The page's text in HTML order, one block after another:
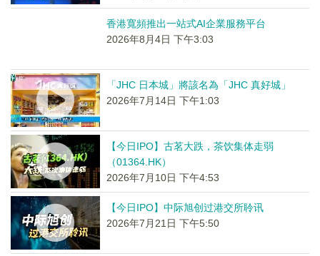
香港寬頻推出一站式AI企業服務平台
2026年8月4日 下午3:03
「JHC 日本城」將該名為「JHC 真好城」
2026年7月14日 下午1:03
【今日IPO】古茗大跌，茶饮集体走弱
（01364.HK）
2026年7月10日 下午4:53
【今日IPO】中际旭创过港交所聆讯
2026年7月21日 下午5:50